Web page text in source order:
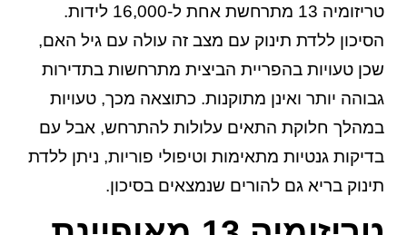
טריזומיה 13 מתרחשת אחת ל-16,000 לידות.
הסיכון ללדת תינוק עם מצב זה עולה עם גיל האם,
שכן טעויות בהפריית הביצית מתרחשות בתדירות
גבוהה יותר ואינן מתוקנות. כתוצאה מכך, טעויות
במהלך חלוקת התאים עלולות להתרחש, אבל עם
בדיקות גנטיות מתאימות וטיפולי פוריות, ניתן ללדת
תינוק בריא גם להורים שנמצאים בסיכון.